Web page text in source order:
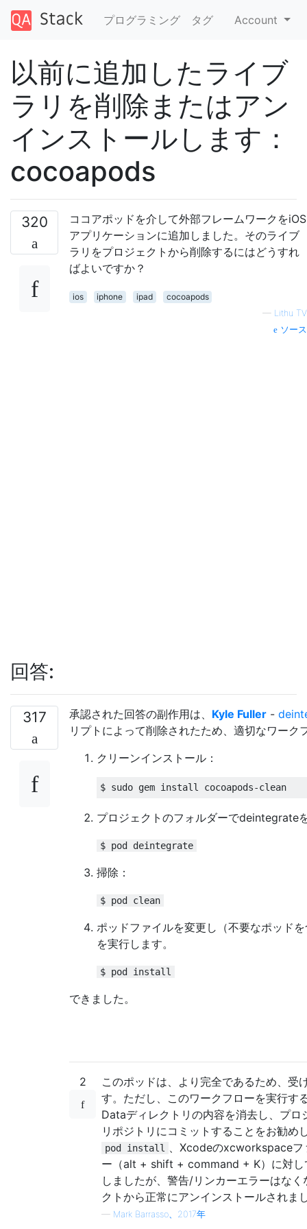
プログラミング タグ Account
以前に追加したライブ
ラリを削除またはアン
インストールします：
cocoapods
320
ココアポッドを介して外部フレームワークをiOS
アプリケーションに追加しました。そのライブ
ラリをプロジェクトから削除するにはどうすれ
ばよいですか？
ios iphone ipad
cocoapods
— Lithu TV
ソース
回答:
317 承認された回答の副作用は、 Kyle Fuller -
リプトによって削除されたため、適切なワーク
クリーンインストール：
$ sudo gem install cocoapods-clean
プロジェクトのフォルダーでdeintegrate
$ pod deintegrate
掃除：
$ pod clean
ポッドファイルを変更し（不要なポッド
を実行します。
$ pod install
できました。
2
このポッドは、より完全であるため、受
す。ただし、このワークフローを実行す
Dataディレクトリの内容を消去し、プ
リポジトリにコミットすることをお勧め
pod install
、Xcodeのxcworkspace
ー（alt + shift + command + K）に対し
しましたが、警告/リンカーエラーはな
クトから正常にアンインストールされま
— Mark Ba​​rrasso、2017年